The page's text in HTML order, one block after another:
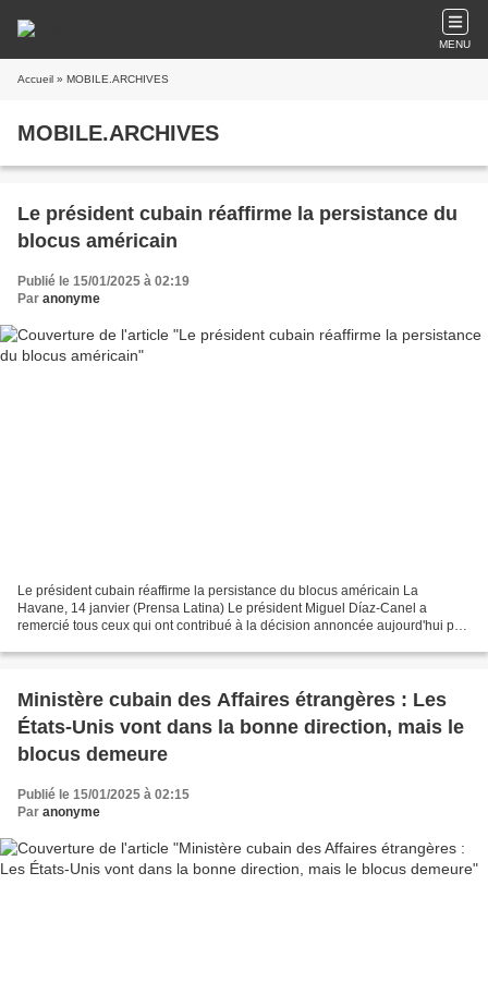
MENU
Accueil » MOBILE.ARCHIVES
MOBILE.ARCHIVES
Le président cubain réaffirme la persistance du
blocus américain
Publié le 15/01/2025 à 02:19
Par anonyme
Le président cubain réaffirme la persistance du blocus américain La
Havane, 14 janvier (Prensa Latina) Le président Miguel Díaz-Canel a
remercié tous ceux qui ont contribué à la décision annoncée aujourd'hui par
Ministère cubain des Affaires étrangères : Les
États-Unis vont dans la bonne direction, mais le
blocus demeure
Publié le 15/01/2025 à 02:15
Par anonyme